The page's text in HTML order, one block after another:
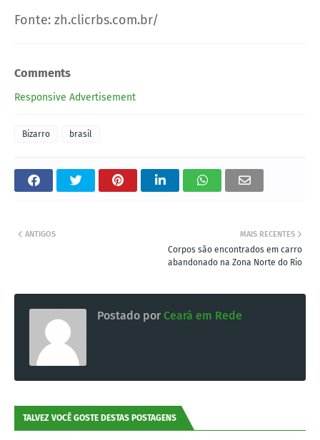
Fonte: zh.clicrbs.com.br/
Comments
Responsive Advertisement
Bizarro brasil
MAIS RECENTES
Corpos são encontrados em carro
abandonado na Zona Norte do Rio
ANTIGOS
Postado por Ceará em Rede
TALVEZ VOCÊ GOSTE DESTAS POSTAGENS